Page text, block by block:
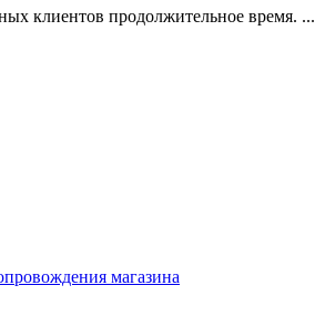
клиентов продолжительное время. ...
магазина